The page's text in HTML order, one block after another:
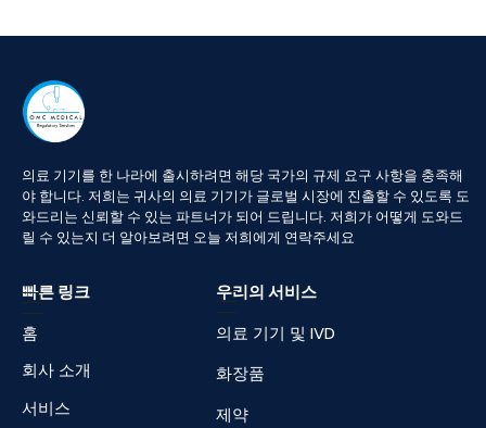
의료 기기를 한 나라에 출시하려면 해당 국가의 규제 요구 사항을 충족해
야 합니다. 저희는 귀사의 의료 기기가 글로벌 시장에 진출할 수 있도록 도
와드리는 신뢰할 수 있는 파트너가 되어 드립니다. 저희가 어떻게 도와드
릴 수 있는지 더 알아보려면 오늘 저희에게 연락주세요
빠른 링크
홈
회사 소개
서비스
우리의 서비스
의료 기기 및 IVD
화장품
제약